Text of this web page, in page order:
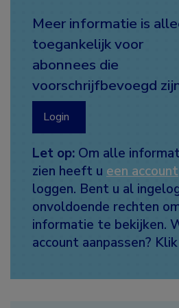
Meer informatie is
toegankelijk voor
abonnees die
voorschrijfbevoegd
Login
Let op: Om alle
zien heeft u een account
loggen. Bent u al
onvoldoende rechten
informatie te bekijken.
account aanpassen?